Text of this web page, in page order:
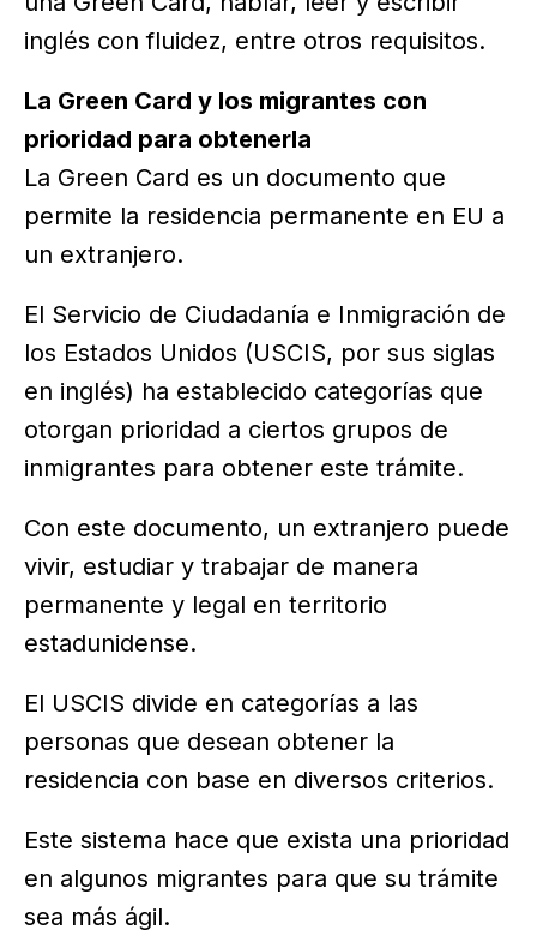
inglés con fluidez, entre otros requisitos.
La Green Card y los migrantes con
prioridad para obtenerla
La Green Card es un documento que
permite la residencia permanente en EU a
un extranjero.
El Servicio de Ciudadanía e Inmigración de
los Estados Unidos (USCIS, por sus siglas
en inglés) ha establecido categorías que
otorgan prioridad a ciertos grupos de
inmigrantes para obtener este trámite.
Con este documento, un extranjero puede
vivir, estudiar y trabajar de manera
permanente y legal en territorio
estadunidense.
El USCIS divide en categorías a las
personas que desean obtener la
residencia con base en diversos criterios.
Este sistema hace que exista una prioridad
en algunos migrantes para que su trámite
sea más ágil.